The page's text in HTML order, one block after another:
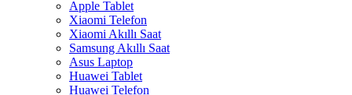
Apple Tablet
Xiaomi Telefon
Xiaomi Akıllı Saat
Samsung Akıllı Saat
Asus Laptop
Huawei Tablet
Huawei Telefon